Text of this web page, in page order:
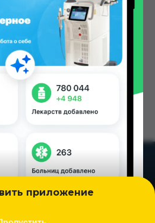
приложение